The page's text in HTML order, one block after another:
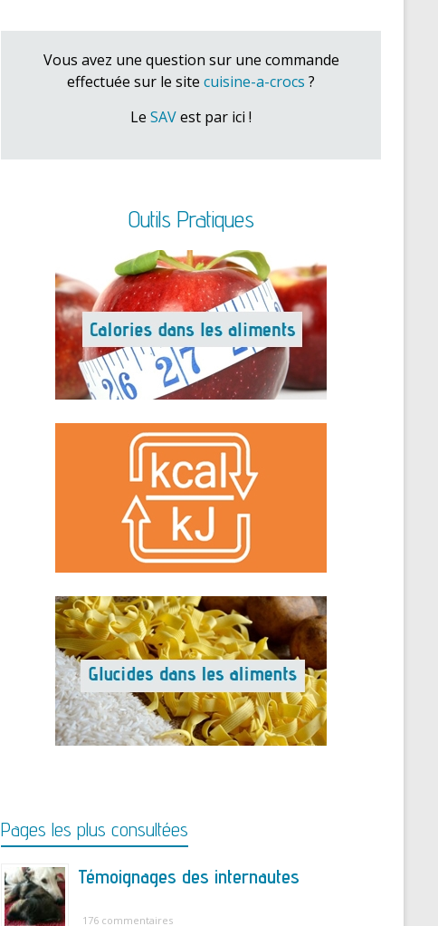
Vous avez une question sur une commande
effectuée sur le site cuisine-a-crocs ?
Le SAVest par ici !
Outils Pratiques
Pages les plus consultées
Témoignages des internautes
176 commentaires